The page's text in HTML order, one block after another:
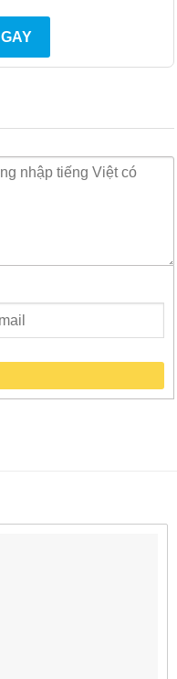
cho một mạng
suất cao trong mạng
truy cập dặm đầu
suất cao
hoặc 24 cổng
ở dạng 1RU
(GbE) để cung
cấp tối đa 384 kết
cấp khả năng xếp